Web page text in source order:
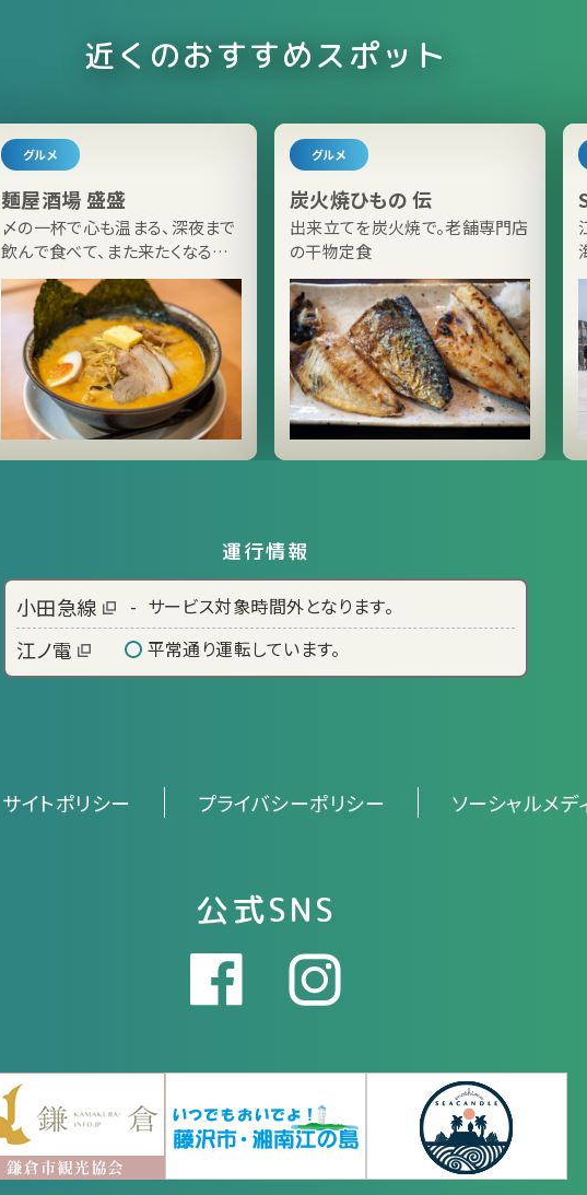
近くのおすすめスポット
グルメ
麺屋酒場 盛盛
〆の一杯で心も温まる、深夜まで
飲んで食べて、また来たくなるラ
ーメン居酒屋
グルメ
炭火焼ひもの 伝
出来立てを炭火焼で。老舗専門店
の干物定食
運行情報
小田急線 - サービス対象時間外となります。
江ノ電 平常通り運転しています。
サイトポリシー プライバシーポリシー ソーシャルメデ
公式SNS